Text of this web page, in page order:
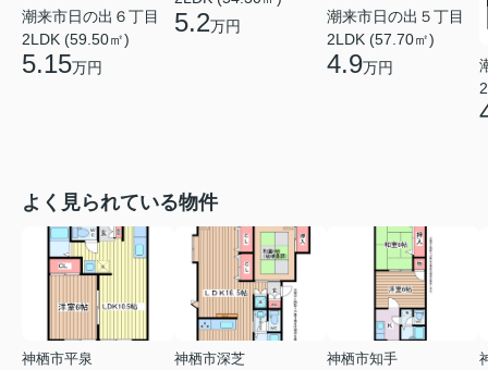
潮来市日の出６丁目
2LDK (59.50㎡)
5.15万円
5.2万円
潮来市日の出５丁目
2LDK (57.70㎡)
4.9万円
よく見られている物件
神栖市平泉
神栖市深芝
神栖市知手